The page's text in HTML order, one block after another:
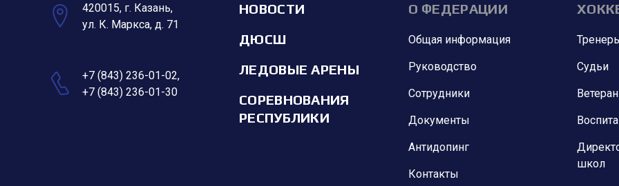
420015, г. Казань,
ул. К. Маркса, д. 71
+7 (843) 236-01-02,
+7 (843) 236-01-30
НОВОСТИ
ДЮСШ
ЛЕДОВЫЕ АРЕНЫ
СОРЕВНОВАНИЯ
РЕСПУБЛИКИ
О ФЕДЕРАЦИИ
Общая информация
Руководство
Сотрудники
Документы
Антидопинг
Контакты
Судьи
школ